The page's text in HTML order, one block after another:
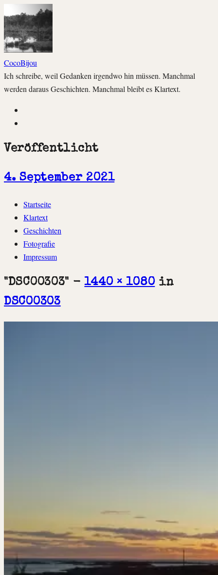
CocoBijou
Ich schreibe, weil Gedanken irgendwo hin müssen. Manchmal
werden daraus Geschichten. Manchmal bleibt es Klartext.
Veröffentlicht
4. September 2021
Zum
Inhalt
springen
Startseite
Klartext
Geschichten
Fotografie
Impressum
"DSC00303" -1440 × 1080in
DSC00303